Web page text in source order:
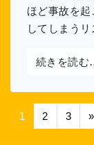
ほど事故を
してしまう
続きを読む
投稿ナ
1 2 3 »